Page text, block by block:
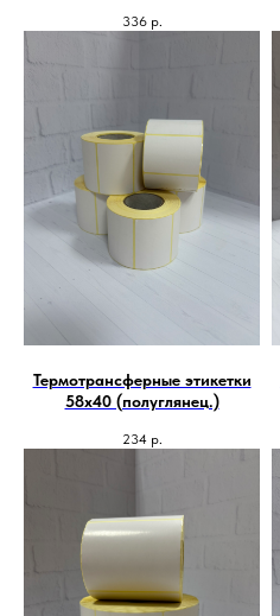
336 р.
Термотрансферные этикетки
58х40 (полуглянец.)
234 р.